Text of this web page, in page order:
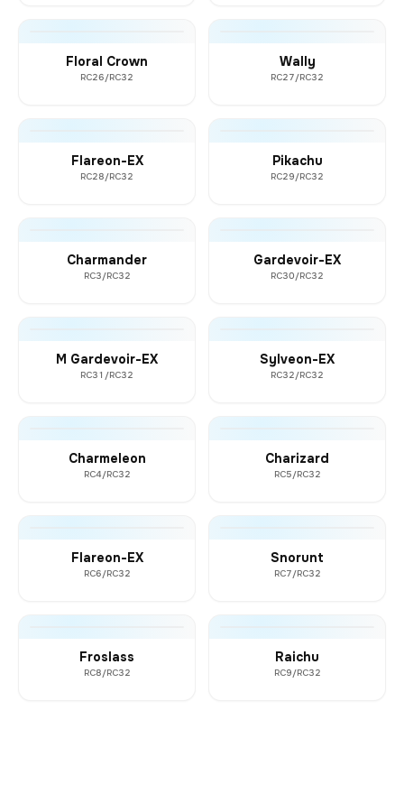
Floral Crown
RC26/RC32
Wally
RC27/RC32
Flareon-EX
RC28/RC32
Pikachu
RC29/RC32
Charmander
RC3/RC32
Gardevoir-EX
RC30/RC32
M Gardevoir-EX
RC31/RC32
Sylveon-EX
RC32/RC32
Charmeleon
RC4/RC32
Charizard
RC5/RC32
Flareon-EX
RC6/RC32
Snorunt
RC7/RC32
Froslass
RC8/RC32
Raichu
RC9/RC32